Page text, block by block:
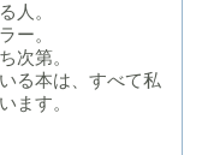
人。
ー。
次第。
る本は、すべて私
ます。